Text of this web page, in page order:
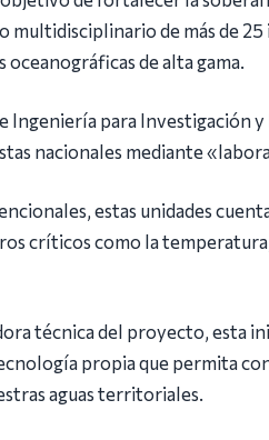
multidisciplinario de más de
de alta gama.
para Investigación
nacionales mediante
estas unidades
críticos como la
técnica del proyecto, esta
propia que permita
aguas territoriales.